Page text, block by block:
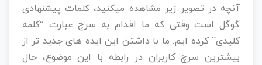
آنچه در تصویر زیر مشاهده میکنید، کلمات پیشنهادی
گوگل است وقتی که ما اقدام به سرچ عبارت “کلمه
کلیدی” کرده ایم. ما با داشتن این ایده های جدید تر از
بیشترین سرچ کاربران در رابطه با این موضوع، حال